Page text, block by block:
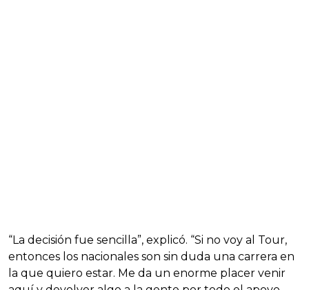
“La decisión fue sencilla”, explicó. “Si no voy al Tour,
entonces los nacionales son sin duda una carrera en
la que quiero estar. Me da un enorme placer venir